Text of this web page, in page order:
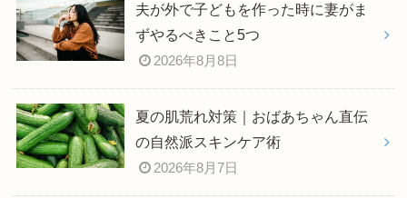
夫が外で子どもを作った時に妻がま
ずやるべきこと5つ
2026年8月8日
夏の肌荒れ対策｜おばあちゃん直伝
の自然派スキンケア術
2026年8月7日